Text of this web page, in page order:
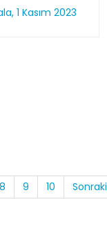
1 Kasım 2023
8 9 10 Sonraki